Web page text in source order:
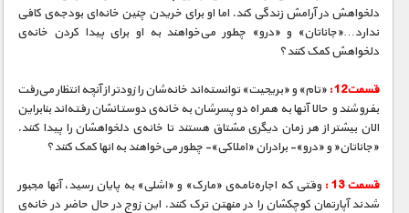
دلخواهش در آرامش زندگی کند. اما او برای خریدن چنین ‌خانه‌ای بودجه‌ی کافی
ندارد…«جاناتان» و «درو» چطور می‌خواهند به او برای پیدا کردن خانه‌ی
دلخواهش کمک کنند؟
قسمت12 :
«تام» و «بریجیت» توانسته‌اند خانه‌شان را زودتر از آنچه انتظار می‌رفت
بفروشند و حالا آنها به همراه دو پسرشان به خانه‌ی دوستانشان رفته‌اند بنابراین
الان بیشتر از هر زمان دیگری مشتاق هستند تا خانه‌ی دلخواهشان را پیدا کنند.
«جاناتان« و «درو»- برادران «املاکی»- چطور می‌خواهند به انها کمک کنند؟
قسمت 13 :
وقتی که اجاره‌نامه‌ی «مارک» و «اشلی» به پایان رسید، آنها مجبور
شدند آپارتمان کوچکشان را در منهتن ترک کنند. این زوج در حال حاضر در خانه‌ی